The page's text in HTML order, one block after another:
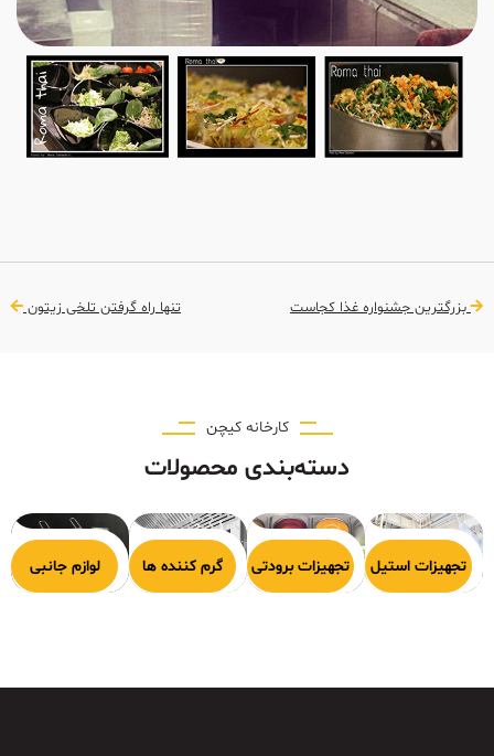
بزرگترین جشنواره غذا کجاست تنها راه گرفتن تلخی زیتون
کارخانه کیچن
دسته‌بندی محصولات
پخت
تجهیزات استیل
تجهیزات برودتی گرم کننده ها لوازم جانبی